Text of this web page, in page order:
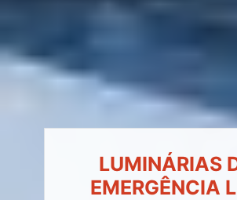
LUMINÁRIAS
EMERGÊNCIA